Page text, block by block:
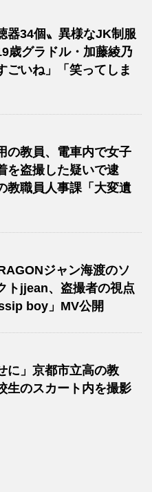
器34個〟異様なJK制服
歳グラドル・加藤綾乃
ごいね」「笑ってしま
の教員、電車内で女子
を盗撮した疑いで逮
教職員人事課「大変遺
ジャン海渡のソ
トjjean、盗撮者の視点
boy」MV公開
に」京都市立高の教
のスカート内を撮影